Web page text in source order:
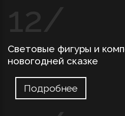
Световые фигуры и
новогодней сказке
Подробнее